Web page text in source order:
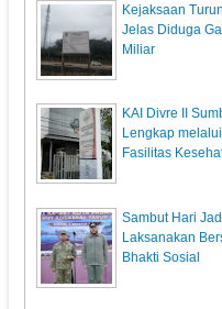
Kejaksaan
Jelas Diduga
Miliar
KAI Divre II
Lengkap
Fasilitas
Sambut Hari
Laksanakan
Bhakti Sosial